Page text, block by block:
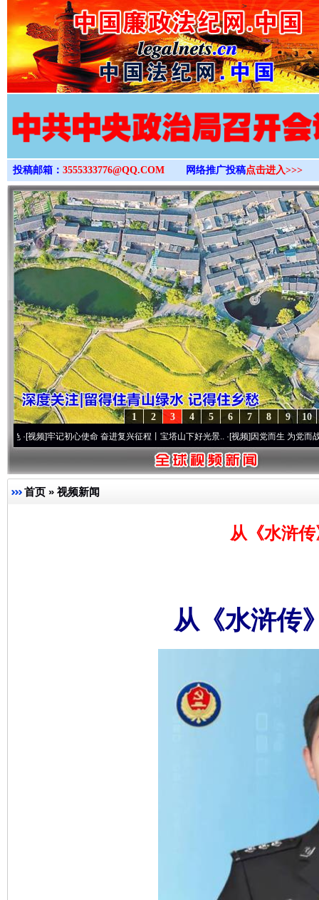
>
投稿邮箱： 3555333776@QQ.COM 网络推广投稿点击进入>>>
10
9
8
7
6
5
4
3
2
1
牢记初心使命 奋进复兴征程丨宝塔山下好光景..·[视频]因党而生 为党而战——百年“
首页 » 视频新闻
从《水浒
从《水浒传